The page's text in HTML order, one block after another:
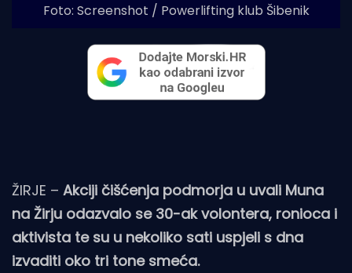
Foto: Screenshot / Powerlifting klub Šibenik
ŽIRJE – Akciji čišćenja podmorja u uvali Muna
na Žirju odazvalo se 30-ak volontera, ronioca i
aktivista te su u nekoliko sati uspjeli s dna
izvaditi oko tri tone smeća.